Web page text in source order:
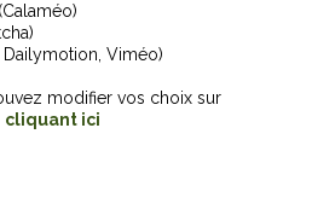
Viméo)
modifier vos choix sur
cliquant ici